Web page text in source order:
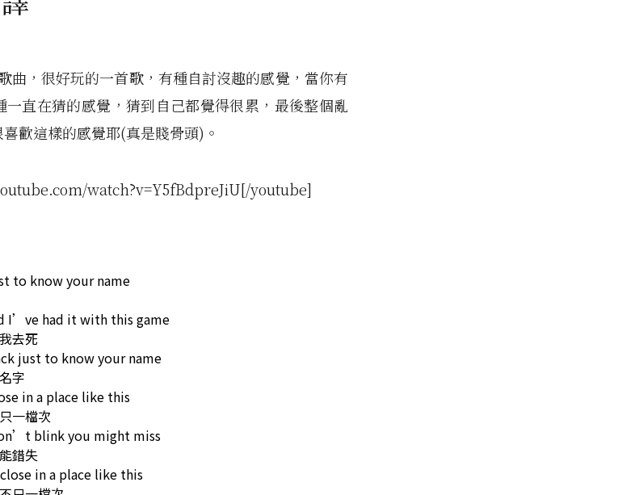
，很好玩的一首歌，有種自討沒趣的感覺，當你有
直在猜的感覺，猜到自己都覺得很累，最後整個亂
歡這樣的感覺耶(真是賤骨頭)。
watch?v=Y5fBdpreJiU[/youtube]
to know your name
I’ve had it with this game
去死
just to know your name
字
in a place like this
一檔次
blink you might miss
錯失
in a place like this